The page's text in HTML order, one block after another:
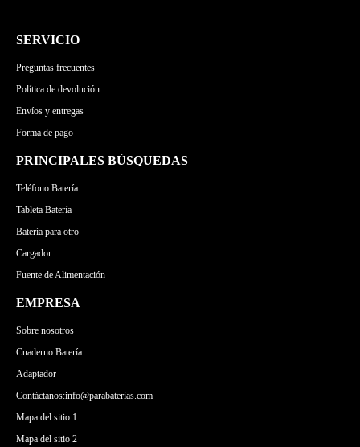
SERVICIO
Preguntas frecuentes
Política de devolución
Envíos y entregas
Forma de pago
PRINCIPALES BÚSQUEDAS
Teléfono Batería
Tableta Batería
Batería para otro
Cargador
Fuente de Alimentación
EMPRESA
Sobre nosotros
Cuaderno Batería
Adaptador
Contáctanos:info@parabaterias.com
Mapa del sitio 1
Mapa del sitio 2